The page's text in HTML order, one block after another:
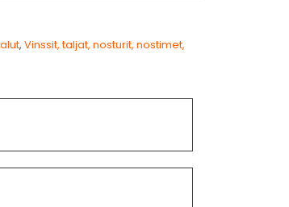
,Vinssit, taljat, nosturit, nostimet,